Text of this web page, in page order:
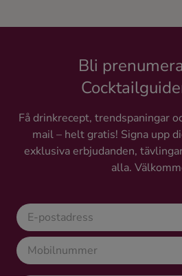
Bli
Få drinkrecept, trendspaningar
mail – helt gratis! Signa upp
exklusiva erbjudanden,
alla.